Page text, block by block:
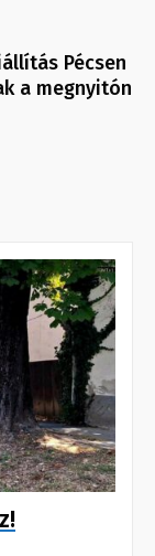
Pécsen
a megnyitón